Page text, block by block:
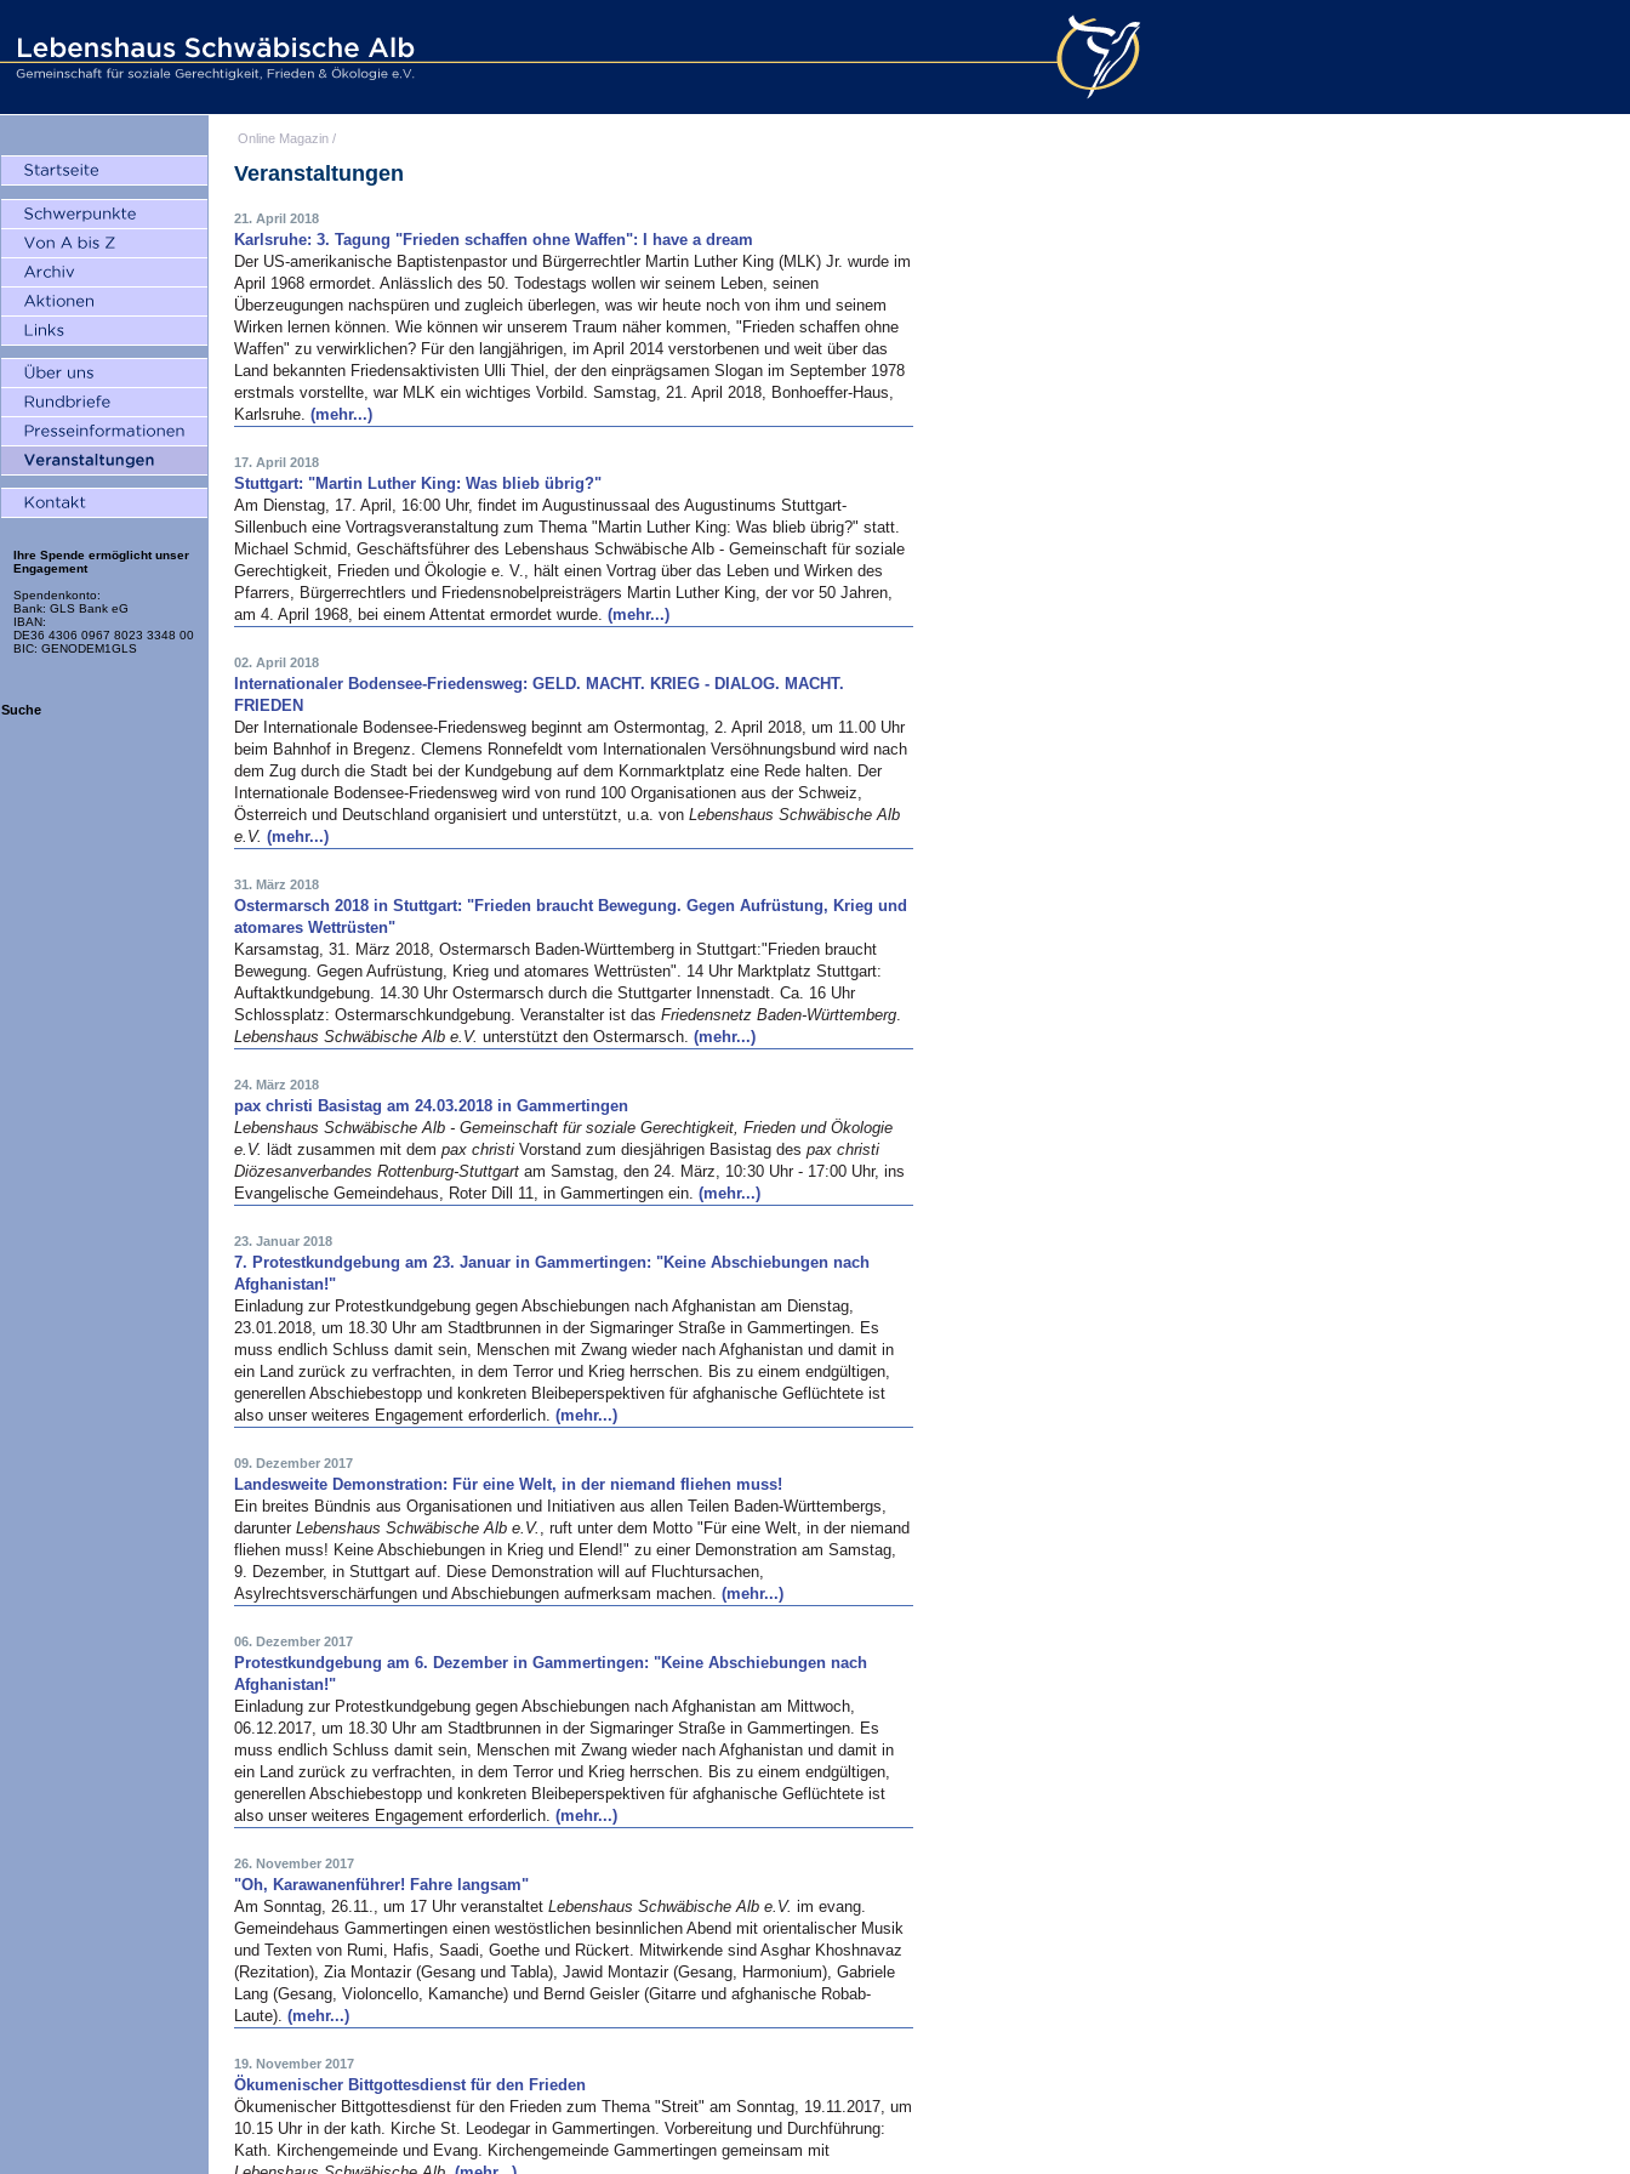
Ihre Spende ermöglicht unser
Engagement
Spendenkonto:
Bank: GLS Bank eG
IBAN:
DE36 4306 0967 8023 3348 00
BIC: GENODEM1GLS
Suche
Online Magazin /
Veranstaltungen
21. April 2018
Karlsruhe: 3. Tagung "Frieden schaffen ohne Waffen": I have a dream
Der US-amerikanische Baptistenpastor und Bürgerrechtler Martin Luther King (MLK) Jr. wurde im
April 1968 ermordet. Anlässlich des 50. Todestags wollen wir seinem Leben, seinen
Überzeugungen nachspüren und zugleich überlegen, was wir heute noch von ihm und seinem
Wirken lernen können. Wie können wir unserem Traum näher kommen, "Frieden schaffen ohne
Waffen" zu verwirklichen? Für den langjährigen, im April 2014 verstorbenen und weit über das
Land bekannten Friedensaktivisten Ulli Thiel, der den einprägsamen Slogan im September 1978
erstmals vorstellte, war MLK ein wichtiges Vorbild. Samstag, 21. April 2018, Bonhoeffer-Haus,
Karlsruhe. (mehr...)
17. April 2018
Stuttgart: "Martin Luther King: Was blieb übrig?"
Am Dienstag, 17. April, 16:00 Uhr, findet im Augustinussaal des Augustinums Stuttgart-
Sillenbuch eine Vortragsveranstaltung zum Thema "Martin Luther King: Was blieb übrig?" statt.
Michael Schmid, Geschäftsführer des Lebenshaus Schwäbische Alb - Gemeinschaft für soziale
Gerechtigkeit, Frieden und Ökologie e. V., hält einen Vortrag über das Leben und Wirken des
Pfarrers, Bürgerrechtlers und Friedensnobelpreisträgers Martin Luther King, der vor 50 Jahren,
am 4. April 1968, bei einem Attentat ermordet wurde. (mehr...)
02. April 2018
Internationaler Bodensee-Friedensweg: GELD. MACHT. KRIEG - DIALOG. MACHT.
FRIEDEN
Der Internationale Bodensee-Friedensweg beginnt am Ostermontag, 2. April 2018, um 11.00 Uhr
beim Bahnhof in Bregenz. Clemens Ronnefeldt vom Internationalen Versöhnungsbund wird nach
dem Zug durch die Stadt bei der Kundgebung auf dem Kornmarktplatz eine Rede halten. Der
Internationale Bodensee-Friedensweg wird von rund 100 Organisationen aus der Schweiz,
Österreich und Deutschland organisiert und unterstützt, u.a. von Lebenshaus Schwäbische Alb
e.V. (mehr...)
31. März 2018
Ostermarsch 2018 in Stuttgart: "Frieden braucht Bewegung. Gegen Aufrüstung, Krieg und
atomares Wettrüsten"
Karsamstag, 31. März 2018, Ostermarsch Baden-Württemberg in Stuttgart:"Frieden braucht
Bewegung. Gegen Aufrüstung, Krieg und atomares Wettrüsten". 14 Uhr Marktplatz Stuttgart:
Auftaktkundgebung. 14.30 Uhr Ostermarsch durch die Stuttgarter Innenstadt. Ca. 16 Uhr
Schlossplatz: Ostermarschkundgebung. Veranstalter ist das Friedensnetz Baden-Württemberg.
Lebenshaus Schwäbische Alb e.V. unterstützt den Ostermarsch. (mehr...)
24. März 2018
pax christi Basistag am 24.03.2018 in Gammertingen
Lebenshaus Schwäbische Alb - Gemeinschaft für soziale Gerechtigkeit, Frieden und Ökologie
e.V. lädt zusammen mit dem pax christi Vorstand zum diesjährigen Basistag des pax christi
Diözesanverbandes Rottenburg-Stuttgart am Samstag, den 24. März, 10:30 Uhr - 17:00 Uhr, ins
Evangelische Gemeindehaus, Roter Dill 11, in Gammertingen ein. (mehr...)
23. Januar 2018
7. Protestkundgebung am 23. Januar in Gammertingen: "Keine Abschiebungen nach
Afghanistan!"
Einladung zur Protestkundgebung gegen Abschiebungen nach Afghanistan am Dienstag,
23.01.2018, um 18.30 Uhr am Stadtbrunnen in der Sigmaringer Straße in Gammertingen. Es
muss endlich Schluss damit sein, Menschen mit Zwang wieder nach Afghanistan und damit in
ein Land zurück zu verfrachten, in dem Terror und Krieg herrschen. Bis zu einem endgültigen,
generellen Abschiebestopp und konkreten Bleibeperspektiven für afghanische Geflüchtete ist
also unser weiteres Engagement erforderlich. (mehr...)
09. Dezember 2017
Landesweite Demonstration: Für eine Welt, in der niemand fliehen muss!
Ein breites Bündnis aus Organisationen und Initiativen aus allen Teilen Baden-Württembergs,
darunter Lebenshaus Schwäbische Alb e.V. , ruft unter dem Motto "Für eine Welt, in der niemand
fliehen muss! Keine Abschiebungen in Krieg und Elend!" zu einer Demonstration am Samstag,
9. Dezember, in Stuttgart auf. Diese Demonstration will auf Fluchtursachen,
Asylrechtsverschärfungen und Abschiebungen aufmerksam machen. (mehr...)
06. Dezember 2017
Protestkundgebung am 6. Dezember in Gammertingen: "Keine Abschiebungen nach
Afghanistan!"
Einladung zur Protestkundgebung gegen Abschiebungen nach Afghanistan am Mittwoch,
06.12.2017, um 18.30 Uhr am Stadtbrunnen in der Sigmaringer Straße in Gammertingen. Es
muss endlich Schluss damit sein, Menschen mit Zwang wieder nach Afghanistan und damit in
ein Land zurück zu verfrachten, in dem Terror und Krieg herrschen. Bis zu einem endgültigen,
generellen Abschiebestopp und konkreten Bleibeperspektiven für afghanische Geflüchtete ist
also unser weiteres Engagement erforderlich. (mehr...)
26. November 2017
"Oh, Karawanenführer! Fahre langsam"
Am Sonntag, 26.11., um 17 Uhr veranstaltet Lebenshaus Schwäbische Alb e.V. im evang.
Gemeindehaus Gammertingen einen westöstlichen besinnlichen Abend mit orientalischer Musik
und Texten von Rumi, Hafis, Saadi, Goethe und Rückert. Mitwirkende sind Asghar Khoshnavaz
(Rezitation), Zia Montazir (Gesang und Tabla), Jawid Montazir (Gesang, Harmonium), Gabriele
Lang (Gesang, Violoncello, Kamanche) und Bernd Geisler (Gitarre und afghanische Robab-
Laute). (mehr...)
19. November 2017
Ökumenischer Bittgottesdienst für den Frieden
Ökumenischer Bittgottesdienst für den Frieden zum Thema "Streit" am Sonntag, 19.11.2017, um
10.15 Uhr in der kath. Kirche St. Leodegar in Gammertingen. Vorbereitung und Durchführung:
Kath. Kirchengemeinde und Evang. Kirchengemeinde Gammertingen gemeinsam mit